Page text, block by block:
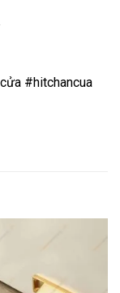
#hitchancua